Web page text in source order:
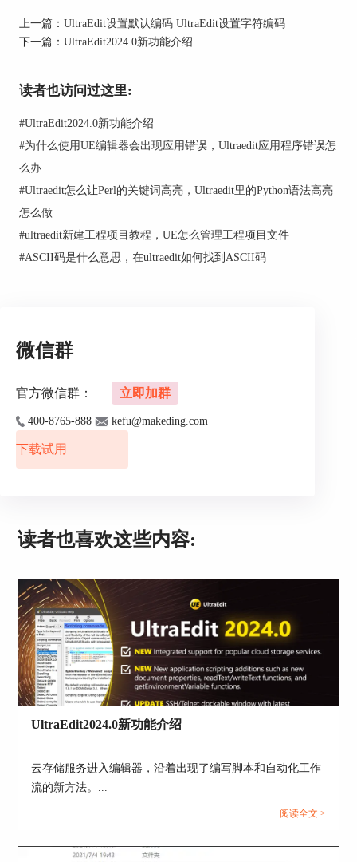
3、在"Editor Display"的子菜单中，选择"Syntax
4、在右侧的配置面板中，找到并点击"File
Types"的设置项。在此，你可以看到UltraEdit支持
的所有编程语言，选择你常用的编程语言作为默认
5、选择完毕后，点击下方的"Apply"按钮，然后点
语言就会成为UltraEdit新建文件的默认语法高亮语
言。
上一篇： UltraEdit设置默认编码 UltraEdit设置字符编码
下一篇： UltraEdit2024.0新功能介绍
读者也访问过这里:
#UltraEdit2024.0新功能介绍
#为什么使用UE编辑器会出现应用错误，Ultraedit应用程序错误怎
么办
#Ultraedit怎么让Perl的关键词高亮，Ultraedit里的Python语法高亮
怎么做
#ultraedit新建工程项目教程，UE怎么管理工程项目文件
#ASCII码是什么意思，在ultraedit如何找到ASCII码
微信群
官方微信群： 立即加群
400-8765-888 kefu@makeding.com
下载试用
读者也喜欢这些内容:
UltraEdit2024.0新功能介绍
云存储服务进入编辑器，沿着出现了编写脚本和自动化工作
流的新方法。...
阅读全文 >